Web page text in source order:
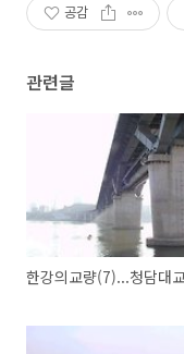
공감
관련글
한강의교량(7)...청담대교